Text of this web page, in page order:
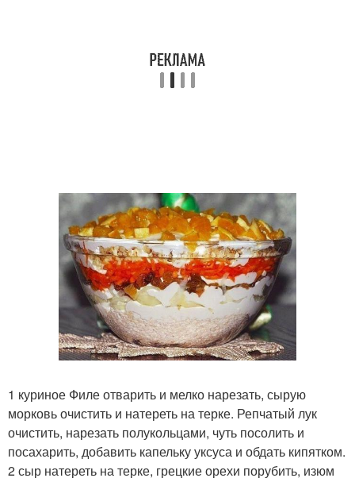
1 куриное Филе отварить и мелко нарезать, сырую
морковь очистить и натереть на терке. Репчатый лук
очистить, нарезать полукольцами, чуть посолить и
посахарить, добавить капельку уксуса и обдать кипятком.
2 сыр натереть на терке, грецкие орехи порубить, изюм